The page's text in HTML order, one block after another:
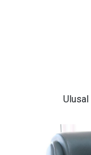
Ulusal